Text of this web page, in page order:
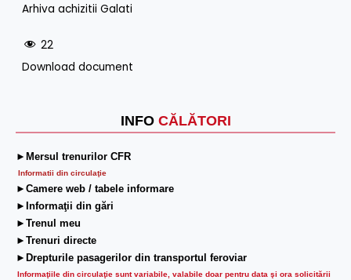
INFO CĂLĂTORI
►Mersul trenurilor CFR
Informatii din circulaţie
►Camere web / tabele informare
►Informaţii din gări
►Trenul meu
►Trenuri directe
►Drepturile pasagerilor din transportul feroviar
Informaţiile din circulaţie sunt variabile, valabile doar pentru data şi ora solicitării
Arhiva achizitii Galati
22
Download document